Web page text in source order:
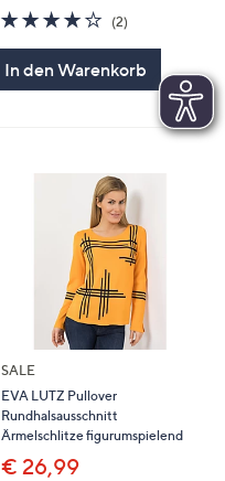
4.0
von
5
(2)
In den Warenkorb
SALE
EVA LUTZ Pullover
Rundhalsausschnitt
Ärmelschlitze figurumspielend
€ 26,99